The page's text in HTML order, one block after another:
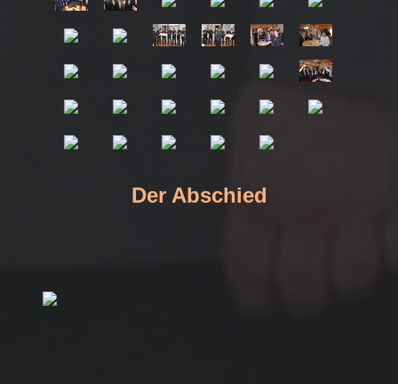
Der Abschied